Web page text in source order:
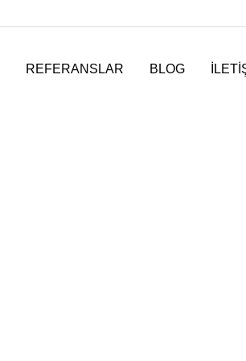
REFERANSLAR BLOG